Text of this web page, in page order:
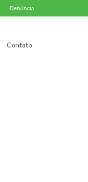
Denúncia
Contato